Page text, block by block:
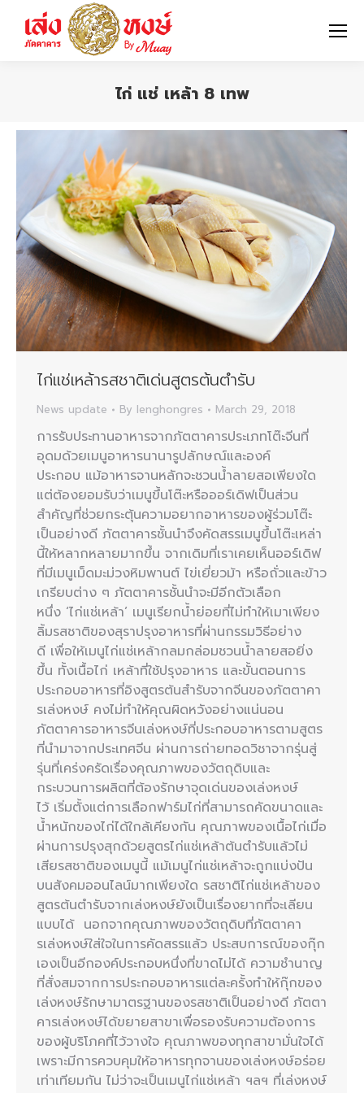
ไก่ แช่ เหล้า 8 เทพ
ไก่แช่เหล้ารสชาติเด่นสูตรต้นตำรับ
News update By lenghongres March 29, 2018
การรับประทานอาหารจากภัตตาคารประเภทโต๊ะจีนที่
อุดมด้วยเมนูอาหารนานารูปลักษณ์และองค์
ประกอบ แม้อาหารจานหลักจะชวนน้ำลายสอเพียงใด
แต่ต้องยอมรับว่าเมนูขึ้นโต๊ะหรือออร์เดิฟเป็นส่วน
สำคัญที่ช่วยกระตุ้นความอยากอาหารของผู้ร่วมโต๊ะ
เป็นอย่างดี ภัตตาคารชั้นนำจึงคัดสรรเมนูขึ้นโต๊ะเหล่า
นี้ให้หลากหลายมากขึ้น จากเดิมที่เราเคยเห็นออร์เดิฟ
ที่มีเมนูเม็ดมะม่วงหิมพานต์ ไข่เยี่ยวม้า หรือถั่วและข้าว
เกรียบต่าง ๆ ภัตตาคารชั้นนำจะมีอีกตัวเลือก
หนึ่ง ‘ไก่แช่เหล้า’ เมนูเรียกน้ำย่อยที่ไม่ทำให้เมาเพียง
ลิ้มรสชาติของสุราปรุงอาหารที่ผ่านกรรมวิธีอย่าง
ดี เพื่อให้เมนูไก่แช่เหล้ากลมกล่อมชวนน้ำลายสอยิ่ง
ขึ้น ทั้งเนื้อไก่ เหล้าที่ใช้ปรุงอาหาร และขั้นตอนการ
ประกอบอาหารที่อิงสูตรต้นสำรับจากจีนของภัตตาคา
รเล่งหงษ์ คงไม่ทำให้คุณผิดหวังอย่างแน่นอน
ภัตตาคารอาหารจีนเล่งหงษ์ที่ประกอบอาหารตามสูตร
ที่นำมาจากประเทศจีน ผ่านการถ่ายทอดวิชาจากรุ่นสู่
รุ่นที่เคร่งครัดเรื่องคุณภาพของวัตถุดิบและ
กระบวนการผลิตที่ต้องรักษาจุดเด่นของเล่งหงษ์
ไว้ เริ่มตั้งแต่การเลือกฟาร์มไก่ที่สามารถคัดขนาดและ
น้ำหนักของไก่ได้ใกล้เคียงกัน คุณภาพของเนื้อไก่เมื่อ
ผ่านการปรุงสุกด้วยสูตรไก่แช่เหล้าต้นตำรับแล้วไม่
เสียรสชาติของเมนูนี้ แม้เมนูไก่แช่เหล้าจะถูกแบ่งปัน
บนสังคมออนไลน์มากเพียงใด รสชาติไก่แช่เหล้าของ
สูตรต้นตำรับจากเล่งหงษ์ยังเป็นเรื่องยากที่จะเลียน
แบบได้ นอกจากคุณภาพของวัตถุดิบที่ภัตตาคา
รเล่งหงษ์ใส่ใจในการคัดสรรแล้ว ประสบการณ์ของกุ๊ก
เองเป็นอีกองค์ประกอบหนึ่งที่ขาดไม่ได้ ความชำนาญ
ที่สั่งสมจากการประกอบอาหารแต่ละครั้งทำให้กุ๊กของ
เล่งหงษ์รักษามาตรฐานของรสชาติเป็นอย่างดี ภัตตา
คารเล่งหงษ์ได้ขยายสาขาเพื่อรองรับความต้องการ
ของผู้บริโภคที่ไว้วางใจ คุณภาพของทุกสาขามั่นใจได้
เพราะมีการควบคุมให้อาหารทุกจานของเล่งหงษ์อร่อย
เท่าเทียมกัน ไม่ว่าจะเป็นเมนูไก่แช่เหล้า ฯลฯ ที่เล่งหงษ์